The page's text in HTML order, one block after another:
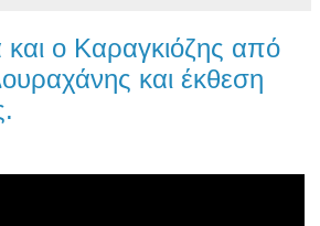
και ο Καραγκιόζης από
και έκθεση